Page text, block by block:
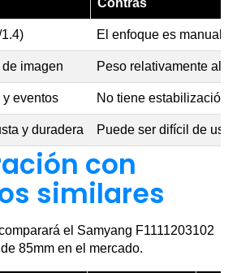
Contras
El enfoque es manual
imagen Peso relativamente alto
y eventos No tiene estabilización
y duradera Puede ser difícil de
con
similares
el Samyang F1111203102
85mm en el mercado.